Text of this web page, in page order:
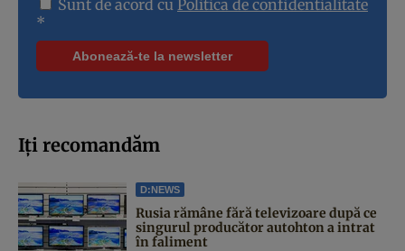
Sunt de acord cu Politica de confidentialitate
*
Iți recomandăm
D:NEWS
Rusia rămâne fără televizoare după ce
singurul producător autohton a intrat
în faliment